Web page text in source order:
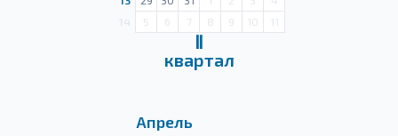
5 6 7 8 9 10 11
Ⅱ
квартал
Апрель